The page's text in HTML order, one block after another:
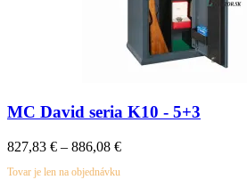
MC David seria K10 - 5+3
827,83 € – 886,08 €
Tovar je len na objednávku